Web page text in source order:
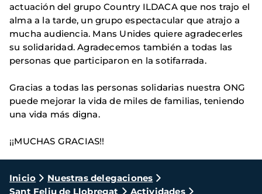
actuación del grupo Country ILDACA que nos trajo el
alma a la tarde, un grupo espectacular que atrajo a
mucha audiencia. Mans Unides quiere agradecerles
su solidaridad. Agradecemos también a todas las
personas que participaron en la sotifarrada.
Gracias a todas las personas solidarias nuestra ONG
puede mejorar la vida de miles de familias, teniendo
una vida más digna.
¡¡MUCHAS GRACIAS!!
Ruta
Inicio
Nuestras delegaciones
Sant Feliu de Llobregat
Actividades